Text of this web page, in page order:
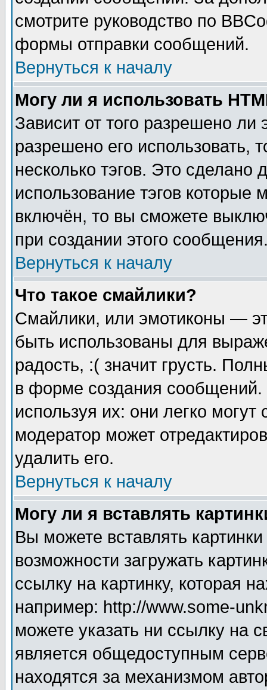
смотрите руководство по
формы отправки сообщений.
Вернуться к началу
Могу ли я использовать
Зависит от того разрешено
разрешено его использовать,
несколько тэгов. Это сделано
использование тэгов
включён, то вы сможете
при создании этого
Вернуться к началу
Что такое смайлики?
Смайлики, или эмотиконы —
быть использованы для
радость, :( значит грусть.
в форме создания сообщений.
используя их: они легко
модератор может
удалить его.
Вернуться к началу
Могу ли я вставлять
Вы можете вставлять
возможности загружать
ссылку на картинку, которая
например: http://www.some-
можете указать ни ссылку на
является общедоступным
находятся за механизмом